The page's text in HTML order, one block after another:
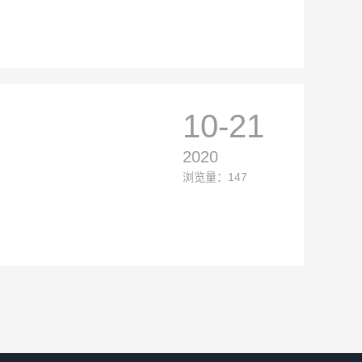
10-21
2020
浏览量：147